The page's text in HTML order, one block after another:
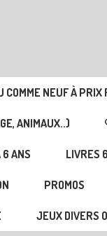
COMME NEUF À PRIX
ANIMAUX..)
6 ANS LIVRES
PROMOS
JEUX DIVERS